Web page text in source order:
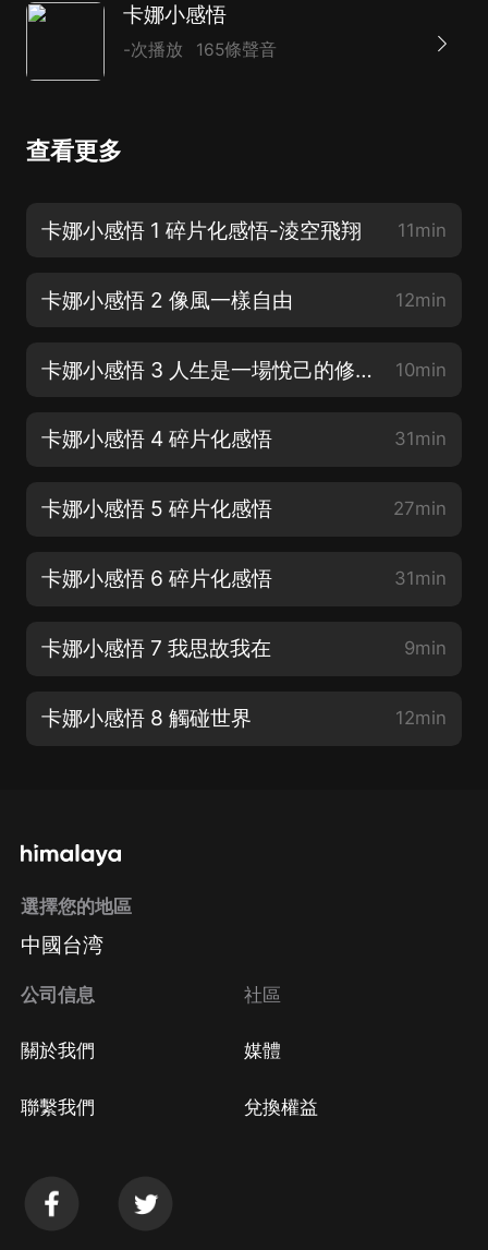
卡娜小感悟
-次播放 165條聲音
查看更多
卡娜小感悟 1 碎片化感悟-淩空飛翔 11min
卡娜小感悟 2 像風一樣自由 12min
卡娜小感悟 3 人生是一場悅己的修行 10min
卡娜小感悟 4 碎片化感悟 31min
卡娜小感悟 5 碎片化感悟 27min
卡娜小感悟 6 碎片化感悟 31min
卡娜小感悟 7 我思故我在 9min
卡娜小感悟 8 觸碰世界 12min
選擇您的地區
中國台湾
公司信息
關於我們
聯繫我們
社區
媒體
兌換權益